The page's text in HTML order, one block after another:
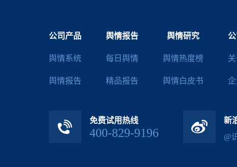
公司产品
舆情系统
舆情报告
舆情报告
每日舆情
精品报告
舆情研究
舆情热度榜
舆情白皮书
免费试用热线
400-829-9196
新
@